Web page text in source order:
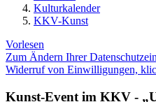
Kulturkalender
KKV-Kunst
Vorlesen
Zum Ändern Ihrer
Widerruf von Einwilligungen,
Kunst-Event im KKV -